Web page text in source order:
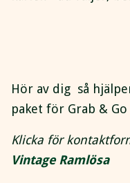
Hör av dig så
paket för Grab &
Klicka för
Vintage Ramlösa